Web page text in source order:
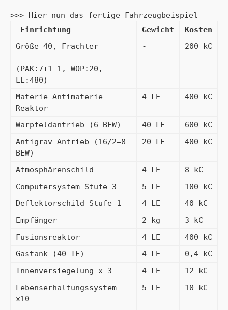
>>> Hier nun das fertige Fahrzeugbeispiel
Einrichtung
Gewicht
Kosten
Größe 40, Frachter
(PAK:7+1-1, WOP:20,
LE:480)
- 200 kC
Materie-Antimaterie-
Reaktor
4 LE 400 kC
Warpfeldantrieb (6 BEW) 40 LE
600 kC
Antigrav-Antrieb (16/2=8
BEW)
20 LE 400 kC
Atmosphärenschild 4 LE
8 kC
Computersystem Stufe 3
5 LE
100 kC
Deflektorschild Stufe 1
4 LE
40 kC
Empfänger
2 kg
3 kC
Fusionsreaktor
4 LE
400 kC
Gastank (40 TE)
4 LE
0,4 kC
Innenversiegelung x 3
4 LE
12 kC
Lebenserhaltungssystem
x10
5 LE 10 kC